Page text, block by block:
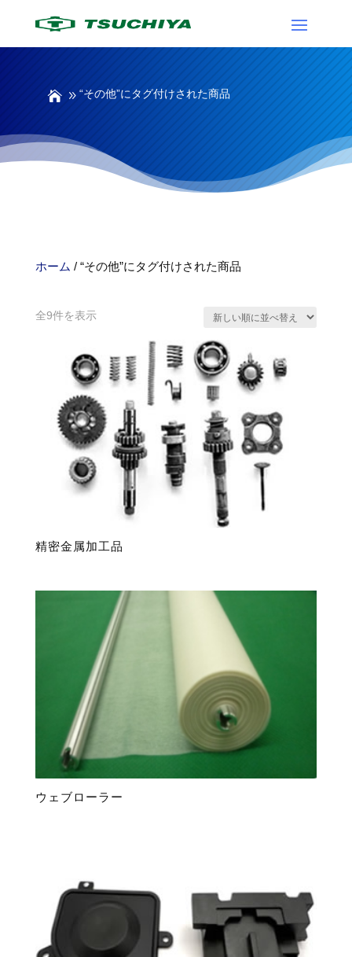
“その他”にタグ付けされた商品
ホーム / “その他”にタグ付けされた商品
全9件を表示新
順
精密金属加工品
ウェブローラー